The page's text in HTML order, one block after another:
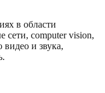
в области
сети, computer vision,
видео и звука,